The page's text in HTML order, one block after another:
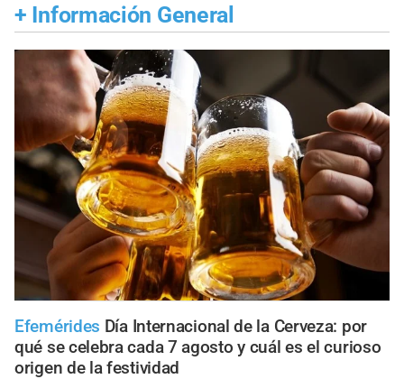
+ Información General
Efemérides Día Internacional de la Cerveza: por
qué se celebra cada 7 agosto y cuál es el curioso
origen de la festividad